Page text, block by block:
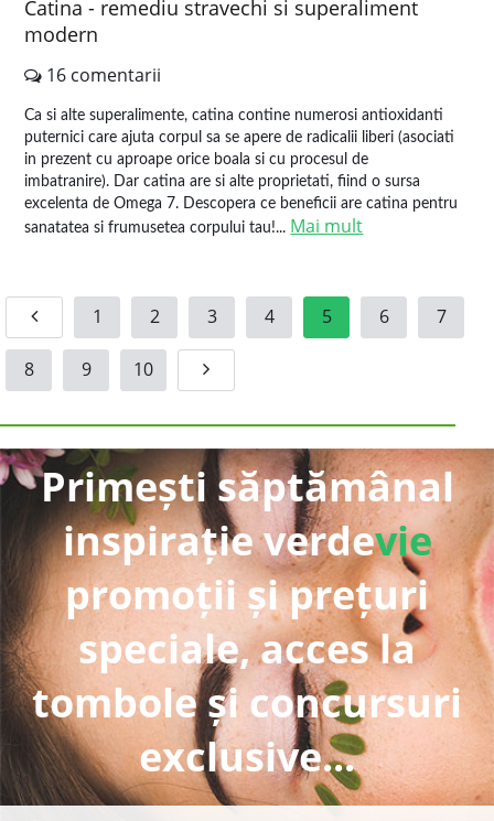
Catina - remediu stravechi si superaliment
modern
16 comentarii
Ca si alte superalimente, catina contine numerosi antioxidanti
puternici care ajuta corpul sa se apere de radicalii liberi (asociati
in prezent cu aproape orice boala si cu procesul de
imbatranire). Dar catina are si alte proprietati, fiind o sursa
excelenta de Omega 7. Descopera ce beneficii are catina pentru
sanatatea si frumusetea corpului tau!... Mai mult
1 2 3 4 5 6 7
8 9 10
Primești săptămânal
inspirație verdevie
promoții și prețuri
speciale, acces la
tombole și concursuri
exclusive...